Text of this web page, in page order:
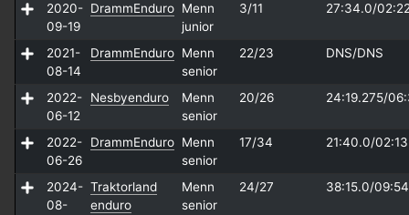
2020-
09-19
DrammEnduro Menn
junior
3/11 27:34.0/
2021-
08-14
DrammEnduro Menn
senior
22/23 DNS/DNS
2022-
06-12
Nesbyenduro
Menn
senior
20/26 24:19.275/
2022-
06-26
DrammEnduro Menn
senior
17/34 21:40.0/
2024-
08-
Traktorland
enduro
Menn
senior
24/27 38:15.0/